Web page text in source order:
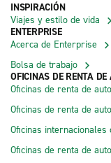
INSPIRACIÓN
Viajes y estilo de vida
ENTERPRISE
Acerca de Enterprise
Bolsa de trabajo
OFICINAS DE RENTA DE
Oficinas de renta de
Oficinas de renta de
Oficinas internacionales
Oficinas de renta de